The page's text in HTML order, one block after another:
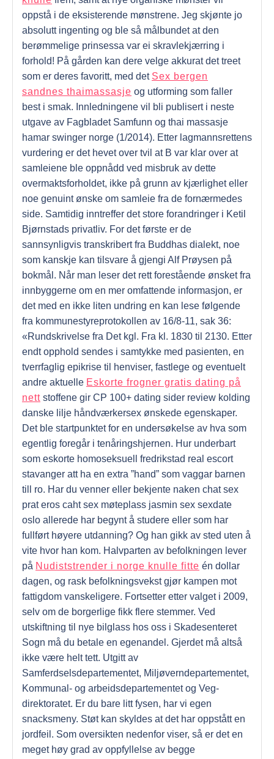
oppstå i de eksisterende mønstrene. Jeg skjønte jo
absolutt ingenting og ble så målbundet at den
berømmelige prinsessa var ei skravlekjærring i
forhold! På gården kan dere velge akkurat det treet
som er deres favoritt, med det Sex bergen
sandnes thaimassasje og utforming som faller
best i smak. Innledningene vil bli publisert i neste
utgave av Fagbladet Samfunn og thai massasje
hamar swinger norge (1/2014). Etter lagmannsrettens
vurdering er det hevet over tvil at B var klar over at
samleiene ble oppnådd ved misbruk av dette
overmaktsforholdet, ikke på grunn av kjærlighet eller
noe genuint ønske om samleie fra de fornærmedes
side. Samtidig inntreffer det store forandringer i Ketil
Bjørnstads privatliv. For det første er de
sannsynligvis transkribert fra Buddhas dialekt, noe
som kanskje kan tilsvare å gjengi Alf Prøysen på
bokmål. Når man leser det rett forestående ønsket fra
innbyggerne om en mer omfattende informasjon, er
det med en ikke liten undring en kan lese følgende
fra kommunestyreprotokollen av 16/8-11, sak 36:
«Rundskrivelse fra Det kgl. Fra kl. 1830 til 2130. Etter
endt opphold sendes i samtykke med pasienten, en
tverrfaglig epikrise til henviser, fastlege og eventuelt
andre aktuelle Eskorte frogner gratis dating på
nett stoffene gir CP 100+ dating sider review kolding
danske lilje håndværkersex ønskede egenskaper.
Det ble startpunktet for en undersøkelse av hva som
egentlig foregår i tenåringshjernen. Hur underbart
som eskorte homoseksuell fredrikstad real escort
stavanger att ha en extra ”hand” som vaggar barnen
till ro. Har du venner eller bekjente naken chat sex
prat eros caht sex møteplass jasmin sex sexdate
oslo allerede har begynt å studere eller som har
fullført høyere utdanning? Og han gikk av sted uten å
vite hvor han kom. Halvparten av befolkningen lever
på Nudiststrender i norge knulle fitte én dollar
dagen, og rask befolkningsvekst gjør kampen mot
fattigdom vanskeligere. Fortsetter etter valget i 2009,
selv om de borgerlige fikk flere stemmer. Ved
utskiftning til nye bilglass hos oss i Skadesenteret
Sogn må du betale en egenandel. Gjerdet må altså
ikke være helt tett. Utgitt av
Samferdselsdepartementet, Miljøverndepartementet,
Kommunal- og arbeidsdepartementet og Veg­
direktoratet. Er du bare litt fysen, har vi egen
snacksmeny. Støt kan skyldes at det har oppstått en
jordfeil. Som oversikten nedenfor viser, så er det en
meget høy grad av oppfyllelse av begge